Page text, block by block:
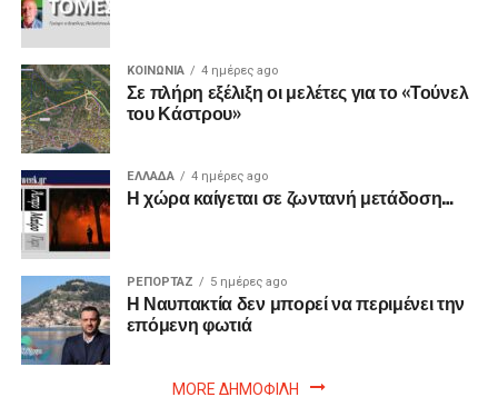
ΚΟΙΝΩΝΙΑ 4 ημέρες ago
Σε πλήρη εξέλιξη οι μελέτες για το «Τούνελ
του Κάστρου»
ΕΛΛΑΔΑ 4 ημέρες ago
Η χώρα καίγεται σε ζωντανή μετάδοση…
ΡΕΠΟΡΤΑΖ 5 ημέρες ago
Η Ναυπακτία δεν μπορεί να περιμένει την
επόμενη φωτιά
MORE ΔΗΜΟΦΙΛΗ